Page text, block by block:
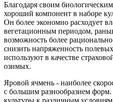
Благодаря своим
хороший компонент в наборе
Он более экономно расходует
вегетационным периодом,
возможность более
снизить напряженность
используют в качестве
озимых.
Яровой ячмень - наиболее
с большим разнообразием
культуры к различным